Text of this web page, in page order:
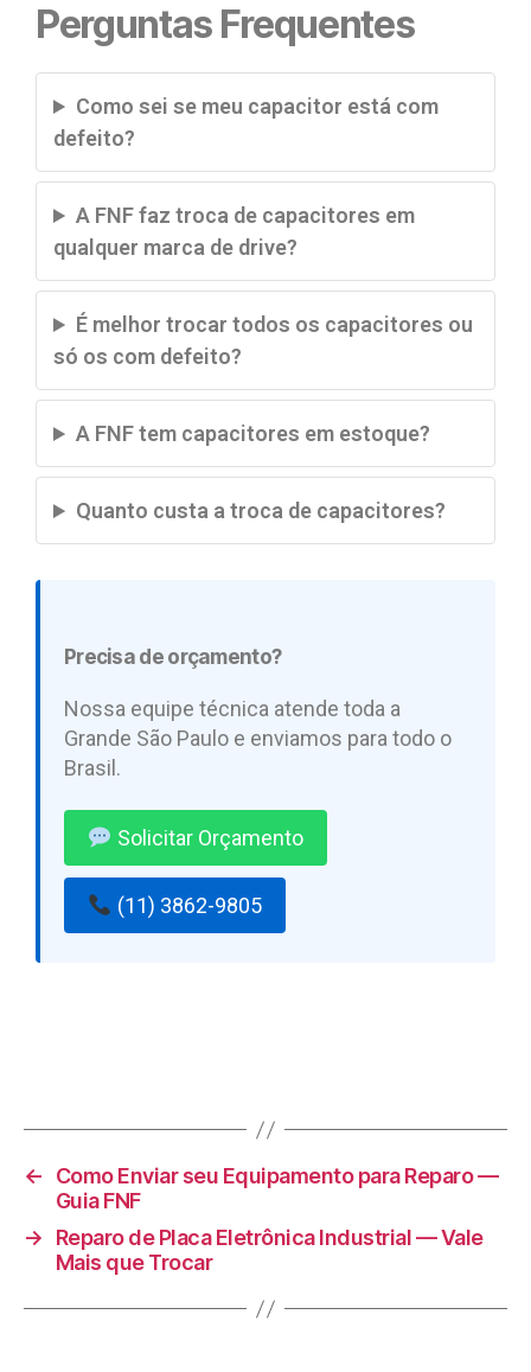
Perguntas Frequentes
Como sei se meu capacitor está com
defeito?
A FNF faz troca de capacitores em
qualquer marca de drive?
É melhor trocar todos os capacitores ou
só os com defeito?
A FNF tem capacitores em estoque?
Quanto custa a troca de capacitores?
Precisa de orçamento?
Nossa equipe técnica atende toda a
Grande São Paulo e enviamos para todo o
Brasil.
Solicitar Orçamento
(11) 3862-9805
←
Como Enviar seu Equipamento para Reparo —
Guia FNF
→
Reparo de Placa Eletrônica Industrial — Vale
Mais que Trocar